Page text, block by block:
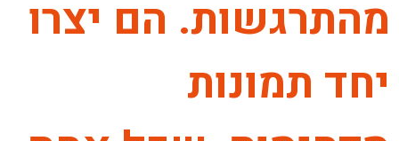
מהתרגשות. הם יצרו
יחד תמונות